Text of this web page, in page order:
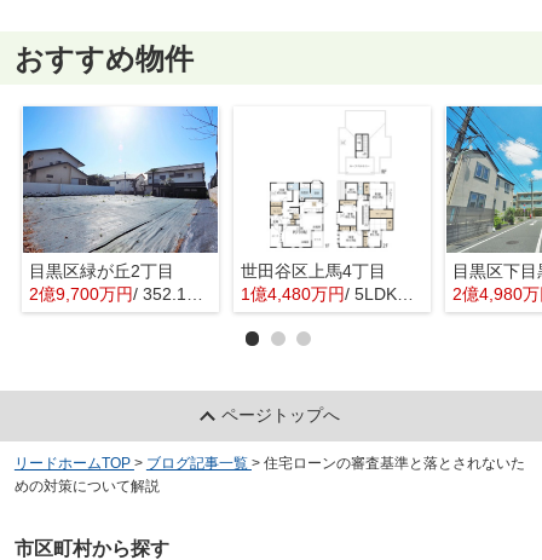
おすすめ物件
目黒区緑が丘2丁目
2億9,700万円/ 352.16㎡
世田谷区上馬4丁目
1億4,480万円/ 5LDK＋1S(納戸)
目黒区下
2億4,980
ページトップへ
リードホームTOP > ブログ記事一覧 > 住宅ローンの審査基準と落とされないた
めの対策について解説
市区町村から探す